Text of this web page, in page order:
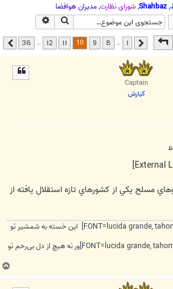
,
Shahbaz
,شوراي نظارت,مديران هوافضا
جستجو
از36 قبلی …
8
9
10
11
12
…
36 بعدی
Captain
كيارش
مسلح يكي از كشورهاي تازه استقلال يافته از
[FONT=lucida grande, tahoma, verdana, arial, sans-serif] این خسته به شمشیر تو
[FONT=lucida grande, tahoma, verdana, arial, sans-serif]ور نه هیچ از دل بی‌رحم تو
ب
ا